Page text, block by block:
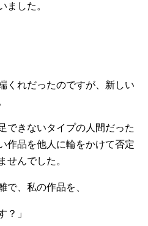
ました。
くれだったのですが、新しい
できないタイプの人間だった
作品を他人に輪をかけて否定
せんでした。
で、私の作品を、
？」